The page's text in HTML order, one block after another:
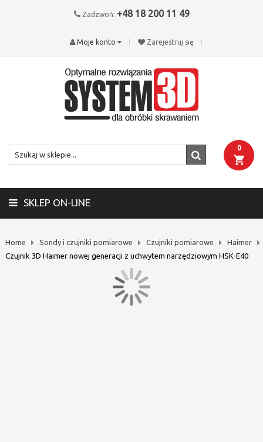
Zadzwoń: +48 18 200 11 49
Zarejestruj się
Moje konto
0
SKLEP ON-LINE
Home Sondy i czujniki pomiarowe Czujniki pomiarowe
Haimer
Czujnik 3D Haimer nowej generacji z uchwytem narzędziowym HSK-E40